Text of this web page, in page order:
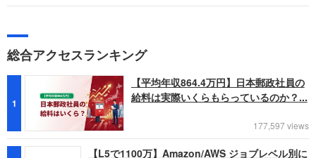
仕事内容や成果、今後のキャリアビジョンを具体的に問われる
総合アクセスランキング
1
【平均年収864.4万円】日本郵政社員の
給料は実際いくらもらっているのか？...
177,597 views
【L5で1100万】Amazon/AWS ジョブレベル別に